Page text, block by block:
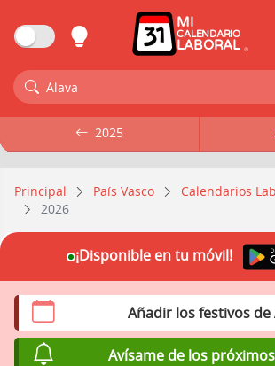
MI
CALENDARIO
LABORAL
Álava
Principal País Vasco
Calendarios
2026
2025
2025
Añadir los festivos de
Avísame de los
¡Disponible en tu móvil!